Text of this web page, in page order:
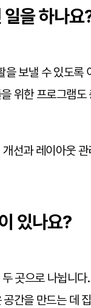
을 하나요
보낼 수 있도록
위한 프로그램도
선과 레이아웃
있나요?
곳으로 나뉩니
간을 만드는 데